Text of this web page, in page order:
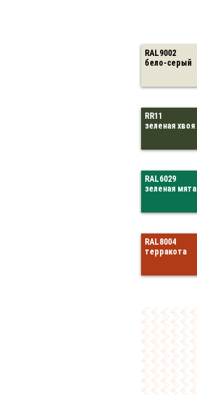
RAL9002
бело-серый
RR11
зеленая хвоя
RAL6029
зеленая мята
RAL8004
терракота